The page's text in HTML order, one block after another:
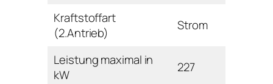
Kraftstoffart
(2.Antrieb)
Strom
Leistung maximal in
kW
227